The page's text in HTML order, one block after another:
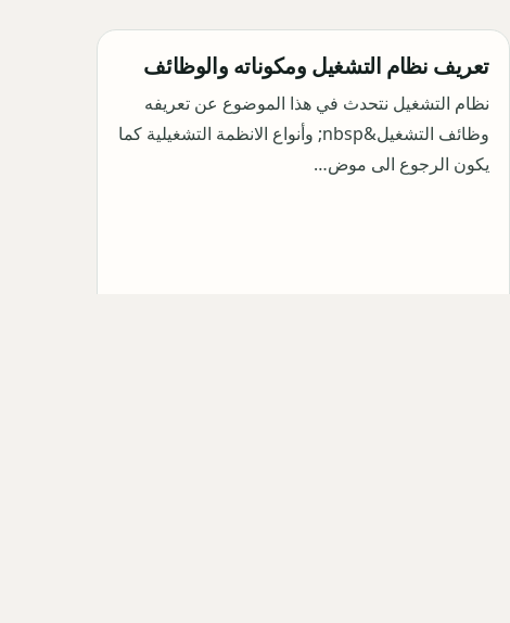
تعريف نظام التشغيل ومكوناته والوظائف
نظام التشغيل نتحدث في هذا الموضوع عن تعريفه
وظائف التشغيل&nbsp; وأنواع الانظمة التشغيلية كما
يكون الرجوع الى موض…